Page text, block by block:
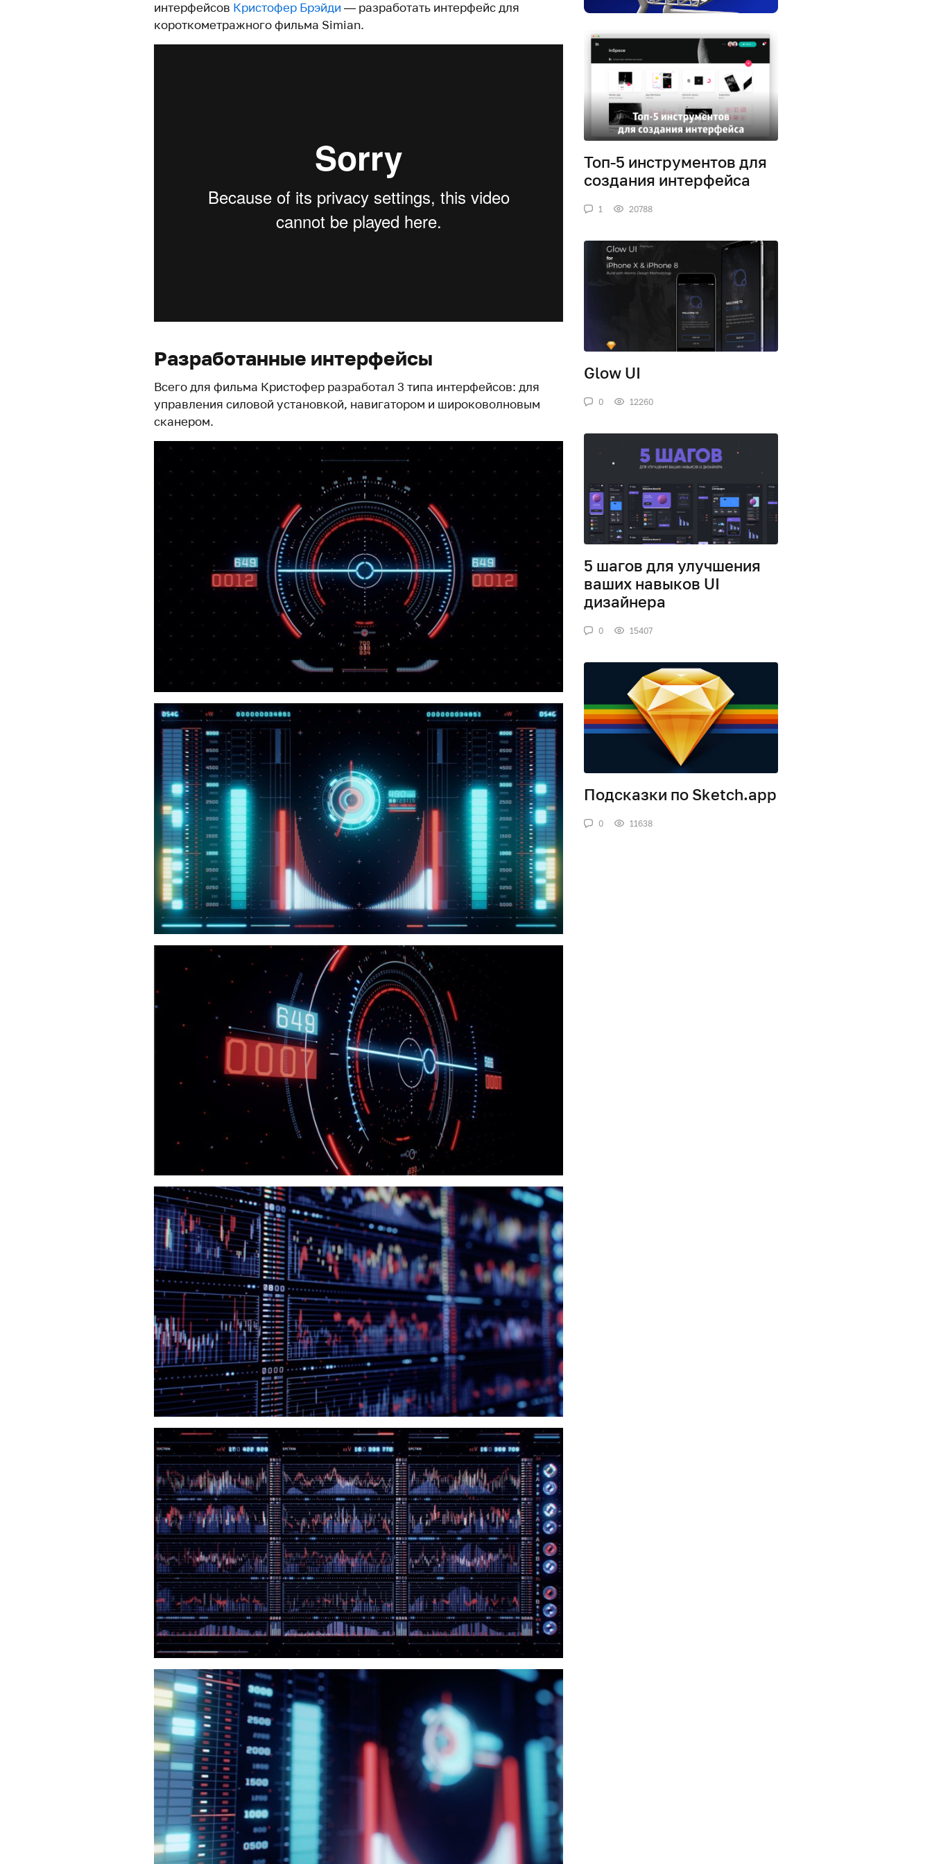
интерфейсов Кристофер Брэйди — разработать интерфейс для
короткометражного фильма Simian.
Разработанные интерфейсы
Всего для фильма Кристофер разработал 3 типа интерфейсов: для
управления силовой установкой, навигатором и широковолновым
сканером.
Топ-5 инструментов для
создания интерфейса
1 20788
Glow UI
0 12260
5 шагов для улучшения
ваших навыков UI
дизайнера
0 15407
Подсказки по Sketch.app
0 11638